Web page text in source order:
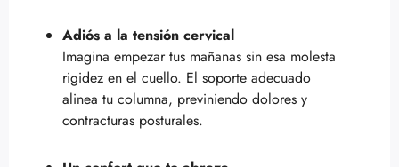
Adiós a la tensión cervical
Imagina empezar tus mañanas sin esa molesta
rigidez en el cuello. El soporte adecuado
alinea tu columna, previniendo dolores y
contracturas posturales.